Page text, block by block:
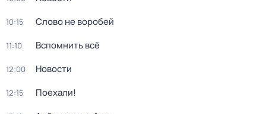
10:15 Слово не воробей
11:10 Вспомнить всё
12:00 Новости
12:15 Поехали!